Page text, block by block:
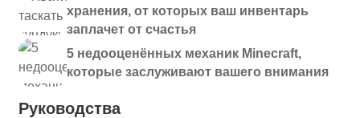
хранения, от которых ваш инвентарь
заплачет от счастья
5 недооценённых механик Minecraft,
которые заслуживают вашего внимания
Руководства